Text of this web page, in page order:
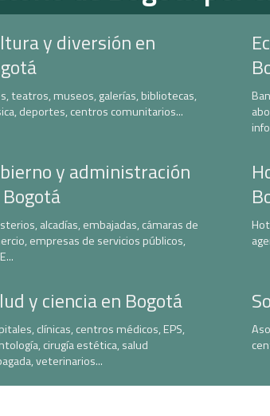
y diversión en
teatros, museos, galerías, bibliotecas,
deportes, centros comunitarios...
y administración
alcadías, embajadas, cámaras de
empresas de servicios públicos,
y ciencia en Bogotá
clínicas, centros médicos, EPS,
cirugía estética, salud
veterinarios...